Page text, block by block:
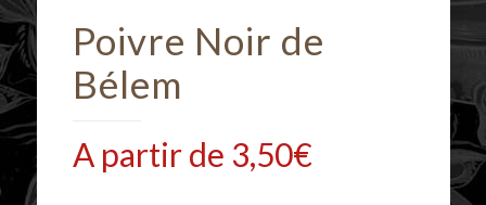
Poivre Noir de
Bélem
A partir de 3,50€